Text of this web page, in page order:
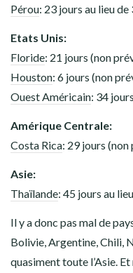
Pérou: 23 jours au lieu de
Etats Unis:
Floride: 21 jours (non
Houston: 6 jours (non
Ouest Américain: 34
Amérique Centrale:
Costa Rica: 29 jours (non
Asie:
Thaïlande: 45 jours au
Il y a donc pas mal de
Bolivie, Argentine, Chili,
quasiment toute l’Asie. Et